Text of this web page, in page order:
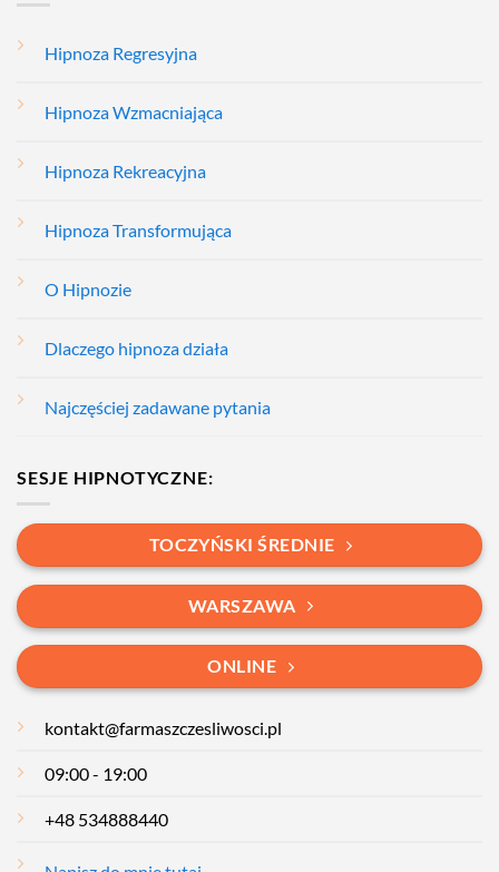
Hipnoza Regresyjna
Hipnoza Wzmacniająca
Hipnoza Rekreacyjna
Hipnoza Transformująca
O Hipnozie
Dlaczego hipnoza działa
Najczęściej zadawane pytania
SESJE HIPNOTYCZNE:
TOCZYŃSKI ŚREDNIE
WARSZAWA
ONLINE
kontakt@farmaszczesliwosci.pl
09:00 - 19:00
+48 534888440